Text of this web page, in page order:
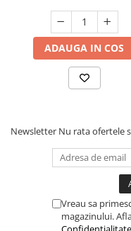
ADAUGA IN COS
Newsletter Nu rata ofertele
Vreau sa
magazinului.